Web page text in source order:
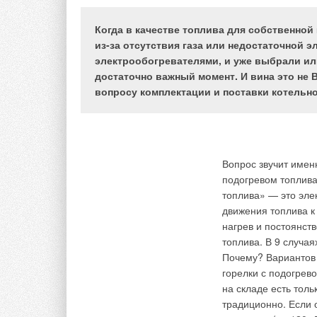
Когда в качестве топлива для
из-за отсутствия газа или
электрообогревателями, и уже выбрали
достаточно важный момент. И вина это не
вопросу комплектации и поставки
Вопрос звучит
подогревом
топлива» — это
движения топлива
нагрев и
топлива. В 9
Почему?
горелки с
на складе есть
традиционно. Если
эксплуатации, на которые они
является то, насколько он адаптирован к
на его применение имеются в каждом
том числе и новых
приборов
характеристики в
уверенности в их
Основная задача
реальной
оборудования «что
направления, в
вырисовываются.
четырех тысяч лет
глиняный свод.
техническом
дымовой трубы)
очаг стал
пожароопасным.
В период
достигла высокого
мастеров печных
второй половины
конструкции и
разрабатывалась
кирпичные заводы
приборы.
эпохи. В 1718 г.